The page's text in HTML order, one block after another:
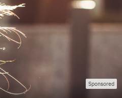
Sponsored